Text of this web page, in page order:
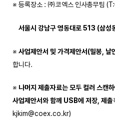
※ 등록장소 : ㈜코엑스 인사총무팀
서울시 강남구 영동대로513 (삼성
※ 사업제안서 및 가격제안서 (밀봉, 날
합니다.
※ 나머지 제출자료는 모두 컬러 스캔하
사업제안서와 함께 USB에 저장, 제출
kjkim@coex.co.kr)